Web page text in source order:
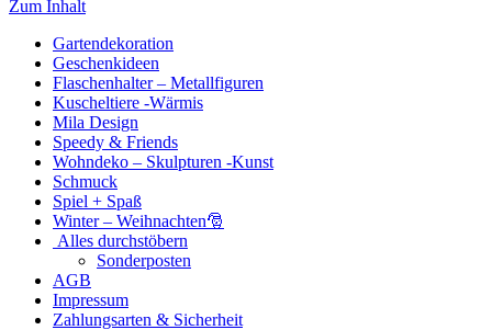
Zum Inhalt
Gartendekoration
Geschenkideen
Flaschenhalter – Metallfiguren
Kuscheltiere -Wärmis
Mila Design
Speedy & Friends
Wohndeko – Skulpturen -Kunst
Schmuck
Spiel + Spaß
Winter – Weihnachten🎅
Alles durchstöbern
Sonderposten
AGB
Impressum
Zahlungsarten & Sicherheit